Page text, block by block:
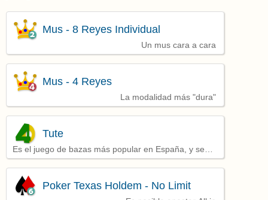
Un mus cara a cara
Mus - 8 Reyes Individual
La modalidad más "dura"
Mus - 4 Reyes
Es el juego de bazas más popular en España, y se
juega por parejas
Tute
Poker Texas Holdem - No Limit